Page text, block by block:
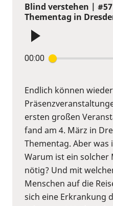
Blind verstehen |
Thementag in
00:00
Endlich können wieder
ersten großen
fand am 4. März in
Thementag. Aber was
Warum ist ein solcher
nötig? Und mit
Menschen auf die
sich eine Erkrankung